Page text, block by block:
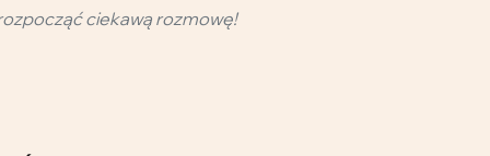
ciekawą rozmowę!